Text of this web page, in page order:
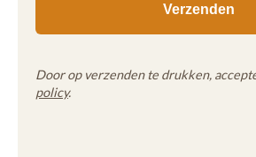
Door op verzenden te drukken,
policy.